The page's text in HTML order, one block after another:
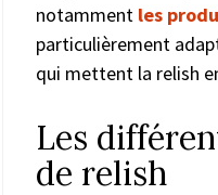
notamment les
particulièrement
qui mettent la relish
Les
de relish